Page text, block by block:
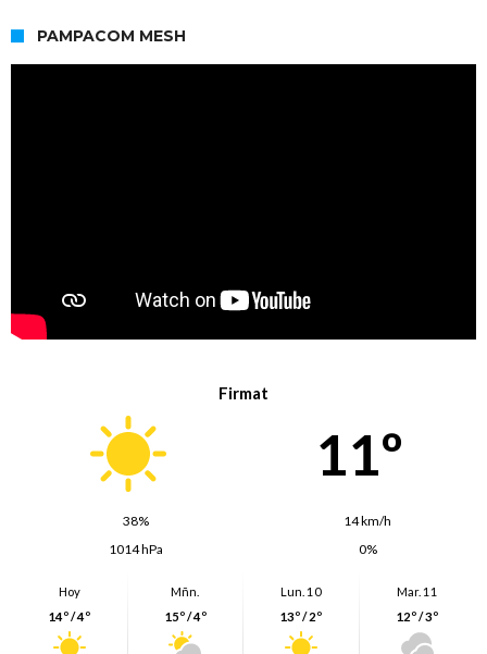
PAMPACOM MESH
Firmat
11º
38%
14 km/h
1014 hPa
0%
Hoy
14º / 4º
Mñn.
15º / 4º
Lun. 10
13º / 2º
Mar. 11
12º / 3º